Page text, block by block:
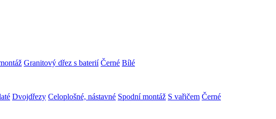
Granitový dřez s baterií Černé Bílé
Dvojdřezy Celoplošné, nástavné Spodní montáž S vařičem Černé